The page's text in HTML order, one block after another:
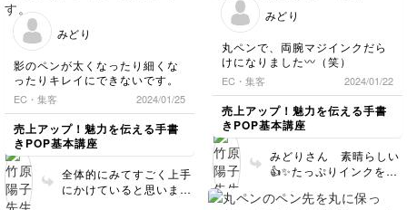
す。基本練習を楽しいと
うれしいです☺️また作品
見せてくださいね。
を楽しんでいただけてな
た作品ぜひ送ってくださ
い。お待ちしています
みどり
影のペンが太くなったり細くな
ったりキレイにできないです。
EC・集客 2024/01/25
売上アップ！魅力を伝える手書
きPOP基本講座
全体的にみてすごく上手
にかけていると思います
みどり
丸ペンで、両腕マジインクだら
けになりました〰️（笑）
EC・集客 2024/01/22
売上アップ！魅力を伝える手書
きPOP基本講座
みどりさん 素晴らしい
👍✨たっぷりインクを出
(^_−)−☆